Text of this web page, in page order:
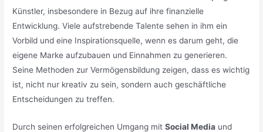
Künstler, insbesondere in Bezug auf ihre finanzielle
Entwicklung. Viele aufstrebende Talente sehen in ihm ein
Vorbild und eine Inspirationsquelle, wenn es darum geht, die
eigene Marke aufzubauen und Einnahmen zu generieren.
Seine Methoden zur Vermögensbildung zeigen, dass es wichtig
ist, nicht nur kreativ zu sein, sondern auch geschäftliche
Entscheidungen zu treffen.
Durch seinen erfolgreichen Umgang mitSocial Media und